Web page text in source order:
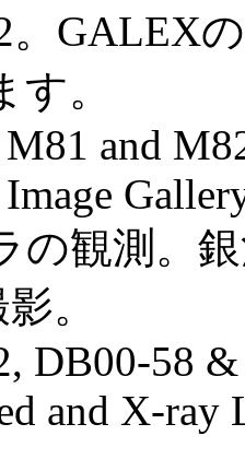
。GALEX
。
and
の観測。
。
DB00-58 &
and X-ray